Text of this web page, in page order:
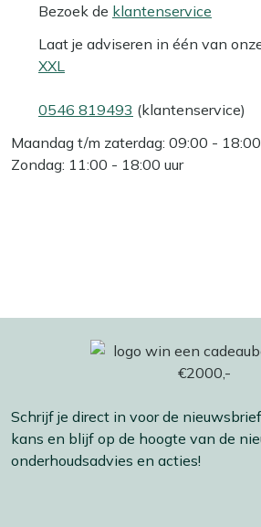
Bezoek de klantenservice
Laat je adviseren in één van
XXL
0546 819493 (klantenservice)
Maandag t/m zaterdag: 09:00 -
Zondag: 11:00 - 18:00 uur
Schrijf je direct in voor de
kans en blijf op de hoogte van de
onderhoudsadvies en acties!